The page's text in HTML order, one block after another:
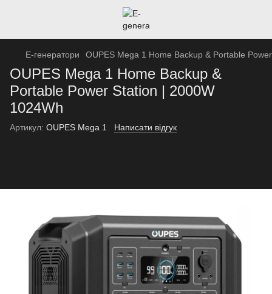
Е-генератори OUPES Mega 1 Home Backup & Portable
OUPES Mega 1 Home Backup &
Portable Power Station | 2000W
1024Wh
Артикул: OUPES Mega 1 Написати відгук